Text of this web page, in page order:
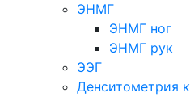
ЭНМГ
ЭНМГ ног
ЭНМГ рук
ЭЭГ
Денситометрия